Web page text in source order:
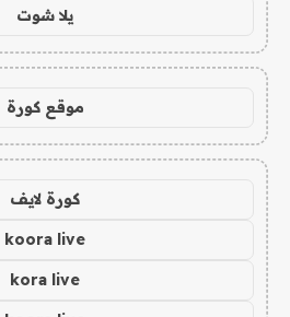
يلا شوت
موقع كورة
كورة لايف
koora live
kora live